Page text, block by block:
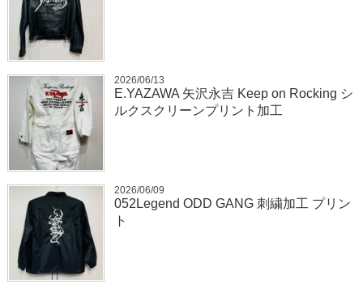
2026/06/13
E.YAZAWA 矢沢永吉 Keep on Rocking シ
ルクスクリーンプリント加工
2026/06/09
052Legend ODD GANG 刺繍加工 プリン
ト